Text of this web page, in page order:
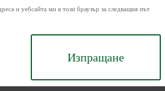
и уебсайта ми в този браузър за следващия път
Изпращане